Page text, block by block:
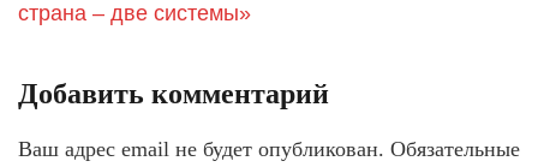
страна – две системы»
Добавить комментарий
Ваш адрес email не будет опубликован. Обязательные